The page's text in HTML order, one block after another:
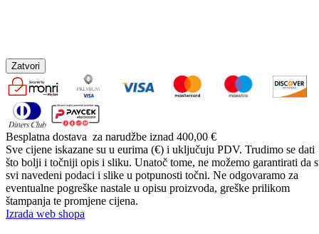
Zatvori
Besplatna dostava za narudžbe iznad 400,00 €
Sve cijene iskazane su u eurima (€) i uključuju PDV. Trudimo se dati
što bolji i točniji opis i sliku. Unatoč tome, ne možemo garantirati da
svi navedeni podaci i slike u potpunosti točni. Ne odgovaramo za
eventualne pogreške nastale u opisu proizvoda, greške prilikom
štampanja te promjene cijena.
Izrada web shopa